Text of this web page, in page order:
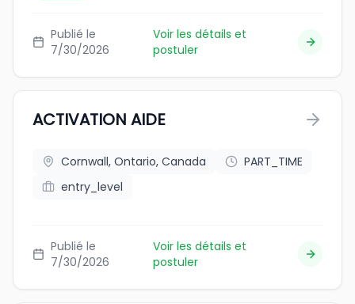
Publié le
7/30/2026
Voir les détails et
postuler
ACTIVATION AIDE
Cornwall, Ontario, Canada
PART_TIME
entry_level
Publié le
7/30/2026
Voir les détails et
postuler